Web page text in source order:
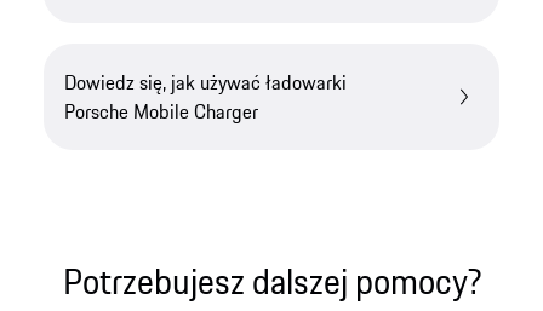
Dowiedz się, jak używać ładowarki
Porsche Mobile Charger
Potrzebujesz dalszej pomocy?